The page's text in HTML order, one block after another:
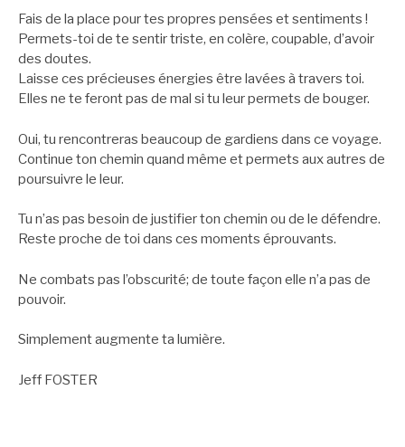
Fais de la place pour tes propres pensées et sentiments !
Permets-toi de te sentir triste, en colère, coupable, d’avoir
des doutes.
Laisse ces précieuses énergies être lavées à travers toi.
Elles ne te feront pas de mal si tu leur permets de bouger.
Oui, tu rencontreras beaucoup de gardiens dans ce voyage.
Continue ton chemin quand même et permets aux autres de
poursuivre le leur.
Tu n’as pas besoin de justifier ton chemin ou de le défendre.
Reste proche de toi dans ces moments éprouvants.
Ne combats pas l’obscurité; de toute façon elle n’a pas de
pouvoir.
Simplement augmente ta lumière.
Jeff FOSTER